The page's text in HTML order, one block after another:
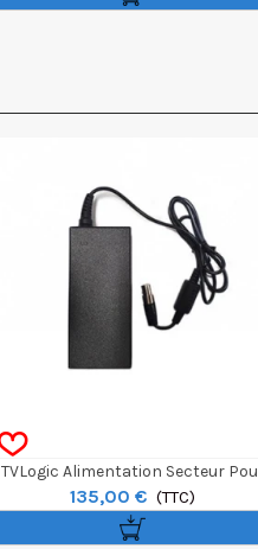
TVLogic Alimentation Secteur
Moniteur F-10A
135,00 € (TTC)